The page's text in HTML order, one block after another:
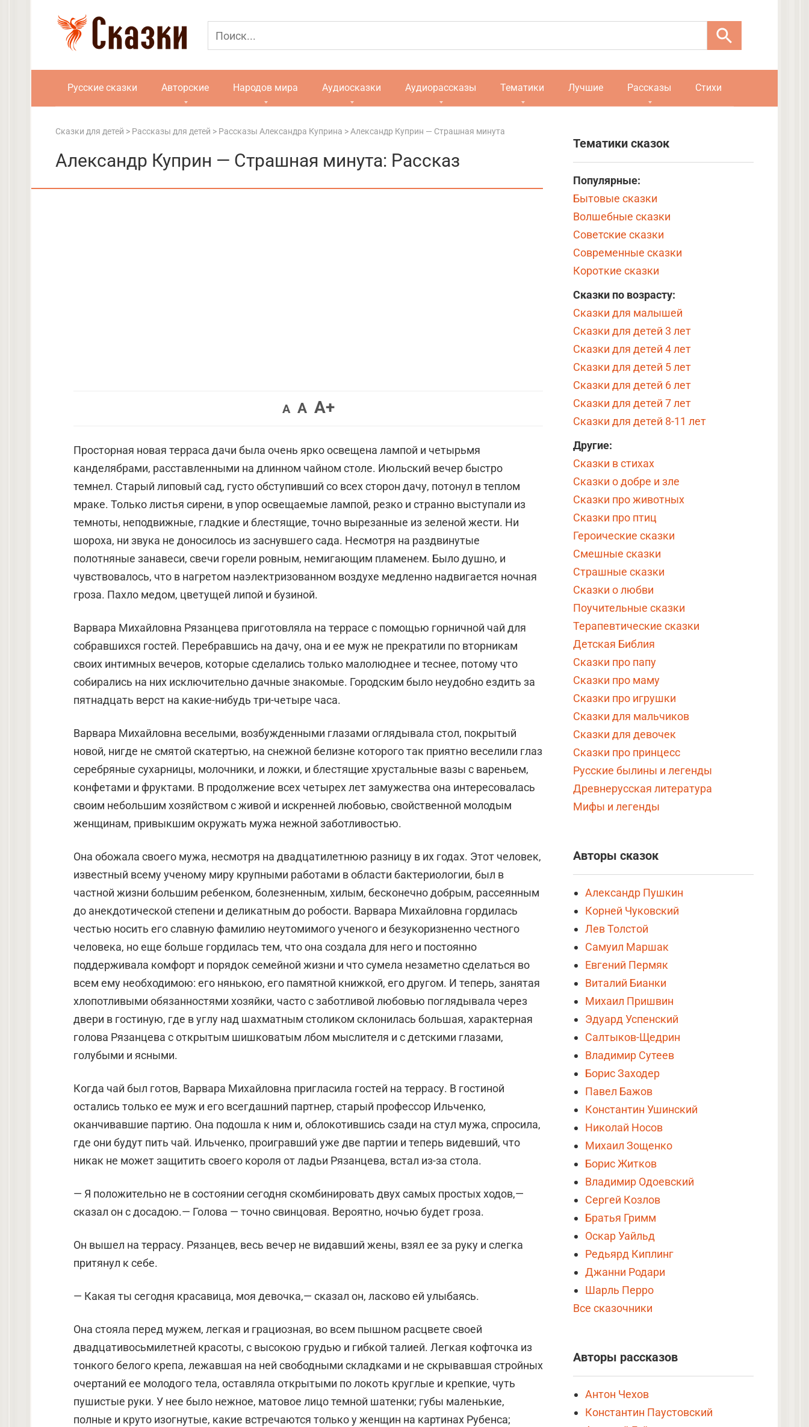
Русские сказки Авторские Народов мира Аудиосказки Аудиорассказы Тематики Лучшие Рассказы Стихи
Сказки для детей > Рассказы для детей > Рассказы Александра Куприна >Александр Куприн — Страшная минута
Александр Куприн — Страшная минута: Рассказ
AУменьшить
AВернуть
A+Увеличить
Просторная новая терраса дачи была очень ярко освещена лампой и четырьмя
канделябрами, расставленными на длинном чайном столе. Июльский вечер быстро
темнел. Старый липовый сад, густо обступивший со всех сторон дачу, потонул в теплом
мраке. Только листья сирени, в упор освещаемые лампой, резко и странно выступали из
темноты, неподвижные, гладкие и блестящие, точно вырезанные из зеленой жести. Ни
шороха, ни звука не доносилось из заснувшего сада. Несмотря на раздвинутые
полотняные занавеси, свечи горели ровным, немигающим пламенем. Было душно, и
чувствовалось, что в нагретом наэлектризованном воздухе медленно надвигается ночная
гроза. Пахло медом, цветущей липой и бузиной.
Варвара Михайловна Рязанцева приготовляла на террасе с помощью горничной чай для
собравшихся гостей. Перебравшись на дачу, она и ее муж не прекратили по вторникам
своих интимных вечеров, которые сделались только малолюднее и теснее, потому что
собирались на них исключительно дачные знакомые. Городским было неудобно ездить за
пятнадцать верст на какие-нибудь три-четыре часа.
Варвара Михайловна веселыми, возбужденными глазами оглядывала стол, покрытый
новой, нигде не смятой скатертью, на снежной белизне которого так приятно веселили глаз
серебряные сухарницы, молочники, и ложки, и блестящие хрустальные вазы с вареньем,
конфетами и фруктами. В продолжение всех четырех лет замужества она интересовалась
своим небольшим хозяйством с живой и искренней любовью, свойственной молодым
женщинам, привыкшим окружать мужа нежной заботливостью.
Она обожала своего мужа, несмотря на двадцатилетнюю разницу в их годах. Этот человек,
известный всему ученому миру крупными работами в области бактериоло­гии, был в
частной жизни большим ребенком, болезненным, хилым, бесконечно добрым, рассеянным
до анекдотической степени и деликатным до робости. Варвара Михайловна гордилась
честью носить его славную фамилию неутомимого ученого и безукоризненно честного
человека, но еще больше гордилась тем, что она создала для него и постоянно
поддерживала комфорт и порядок семейной жизни и что сумела незаметно сделаться во
всем ему необходимою: его нянькою, его памятной книжкой, его другом. И теперь, занятая
хлопотливыми обязанностями хозяйки, часто с заботливой любовью поглядывала через
двери в гостиную, где в углу над шахматным столиком склонилась большая, характерная
голова Рязанцева с открытым шишковатым лбом мыслителя и с детскими глазами,
голубыми и ясными.
Когда чай был готов, Варвара Михайловна пригласила гостей на террасу. В гостиной
остались только ее муж и его всегдашний партнер, старый профессор Ильченко,
оканчивавшие партию. Она подошла к ним и, облокотившись сзади на стул мужа, спросила,
где они будут пить чай. Ильченко, проигравший уже две партии и теперь видевший, что
никак не может защитить своего короля от ладьи Рязанцева, встал из-за стола.
— Я положительно не в состоянии сегодня скомбинировать двух самых простых ходов,—
сказал он с досадою.— Голова — точно свинцовая. Вероятно, ночью будет гроза.
Он вышел на террасу. Рязанцев, весь вечер не видавший жены, взял ее за руку и слегка
притянул к себе.
— Какая ты сегодня красавица, моя девочка,— сказал он, ласково ей улыбаясь.
Она стояла перед мужем, легкая и грациозная, во всем пышном расцвете своей
двадцативосьмилетней красоты, с высокою грудью и гибкой талией. Легкая кофточка из
тонкого белого крепа, лежавшая на ней свободными складками и не скрывавшая стройных
очертаний ее молодого тела, оставляла открытыми по локоть круглые и крепкие, чуть
пушистые руки. У нее было нежное, матовое лицо темной шатенки; губы маленькие,
полные и круто изогнутые, какие встречаются только у женщин на картинах Рубенса;
Тематики сказок
Популярные:
Бытовые сказки
Волшебные сказки
Советские сказки
Современные сказки
Короткие сказки
Сказки по возрасту:
Сказки для малышей
Сказки для детей 3 лет
Сказки для детей 4 лет
Сказки для детей 5 лет
Сказки для детей 6 лет
Сказки для детей 7 лет
Сказки для детей 8-11 лет
Другие:
Сказки в стихах
Сказки о добре и зле
Сказки про животных
Сказки про птиц
Героические сказки
Смешные сказки
Страшные сказки
Сказки о любви
Поучительные сказки
Терапевтические сказки
Детская Библия
Сказки про папу
Сказки про маму
Сказки про игрушки
Сказки для мальчиков
Сказки для девочек
Сказки про принцесс
Русские былины и легенды
Древнерусская литература
Мифы и легенды
Авторы сказок
Александр Пушкин
Корней Чуковский
Лев Толстой
Самуил Маршак
Евгений Пермяк
Виталий Бианки
Михаил Пришвин
Эдуард Успенский
Салтыков-Щедрин
Владимир Сутеев
Борис Заходер
Павел Бажов
Константин Ушинский
Николай Носов
Михаил Зощенко
Борис Житков
Владимир Одоевский
Сергей Козлов
Братья Гримм
Оскар Уайльд
Редьярд Киплинг
Джанни Родари
Шарль Перро
Все сказочники
Авторы рассказов
Антон Чехов
Константин Паустовский